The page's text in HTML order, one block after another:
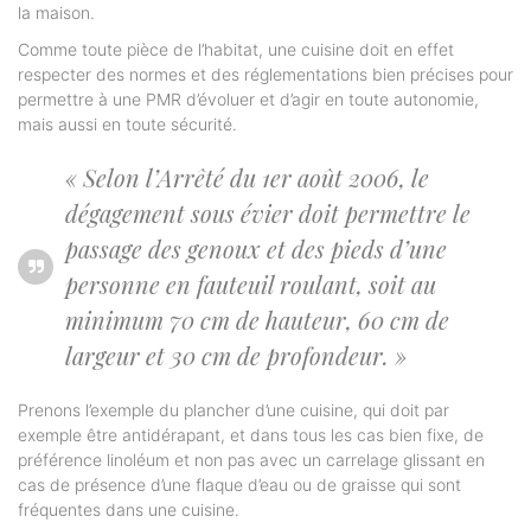
la maison.
Comme toute pièce de l’habitat, une cuisine doit en effet
respecter des normes et des réglementations bien précises pour
permettre à une PMR d’évoluer et d’agir en toute autonomie,
mais aussi en toute sécurité.
« Selon l’Arrêté du 1er août 2006, le
dégagement sous évier doit permettre le
passage des genoux et des pieds d’une
personne en fauteuil roulant, soit au
minimum 70 cm de hauteur, 60 cm de
largeur et 30 cm de profondeur. »
Prenons l’exemple du plancher d’une cuisine, qui doit par
exemple être antidérapant, et dans tous les cas bien fixe, de
préférence linoléum et non pas avec un carrelage glissant en
cas de présence d’une flaque d’eau ou de graisse qui sont
fréquentes dans une cuisine.